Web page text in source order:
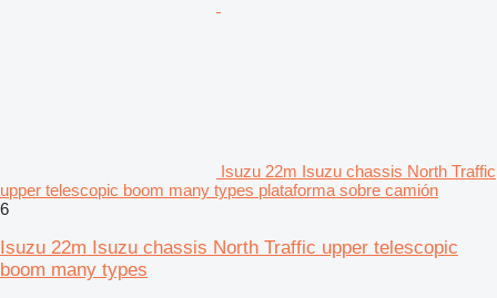
Isuzu 22m Isuzu chassis North Traffic
upper telescopic boom many types plataforma sobre camión
6
Isuzu 22m Isuzu chassis North Traffic upper telescopic
boom many types